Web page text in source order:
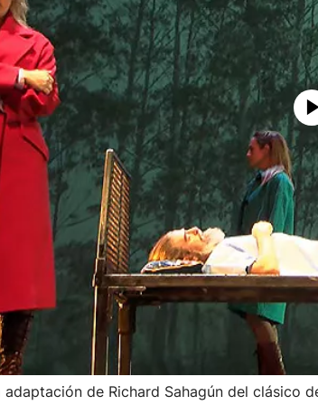
de Richard Sahagún del clásico